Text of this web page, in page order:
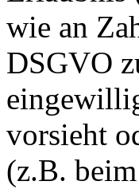
wie an
DSGVO
vorsieht
(z.B.